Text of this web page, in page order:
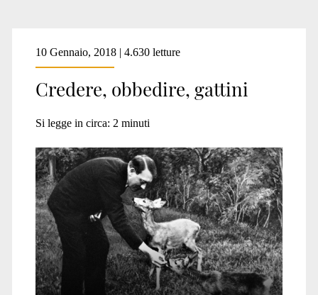
Tag:
<span>partito
animalista</span>
10 Gennaio, 2018 | 4.630 letture
Credere, obbedire, gattini
Si legge in circa: 2 minuti